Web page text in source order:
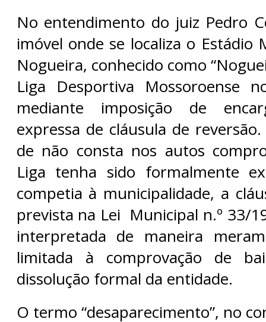
No entendimento do juiz Pedro
imóvel onde se localiza o Estádio
Nogueira, conhecido como
Liga Desportiva Mossoroense
mediante imposição de
expressa de cláusula de
de não consta nos autos
Liga tenha sido formalmente
competia à municipalidade, a
prevista na Lei Municipal n.º 33/
interpretada de maneira
limitada à comprovação de
dissolução formal da entidade.
O termo “desaparecimento”, no